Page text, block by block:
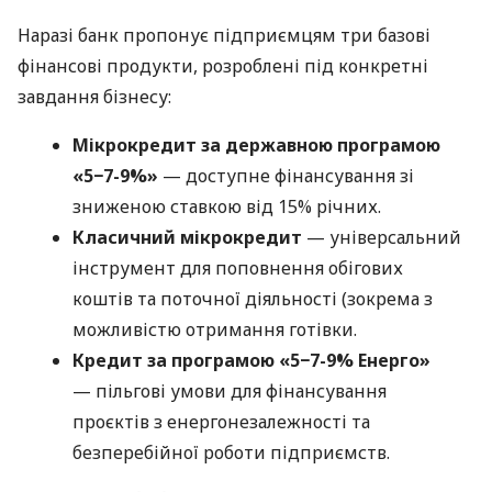
Наразі банк пропонує підприємцям три базові
фінансові продукти, розроблені під конкретні
завдання бізнесу:
Мікрокредит за державною програмою
«5−7-9%» — доступне фінансування зі
зниженою ставкою від 15% річних.
Класичний мікрокредит — універсальний
інструмент для поповнення обігових
коштів та поточної діяльності (зокрема з
можливістю отримання готівки.
Кредит за програмою «5−7-9% Енерго»
— пільгові умови для фінансування
проєктів з енергонезалежності та
безперебійної роботи підприємств.